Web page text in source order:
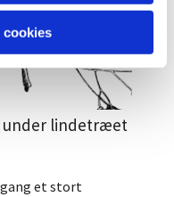
cookies
under lindetræet
et stort